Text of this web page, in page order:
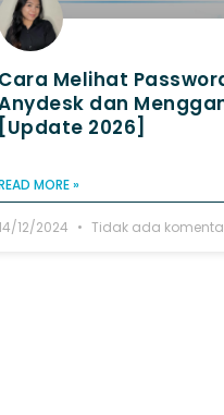
Cara Melihat
dan
[Update 2026]
MORE »
12/2024 Tidak ada